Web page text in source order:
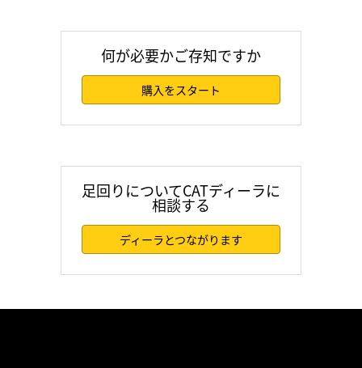
何が必要かご存知ですか
購入をスタート
足回りについてCATディーラに
相談する
ディーラとつながります